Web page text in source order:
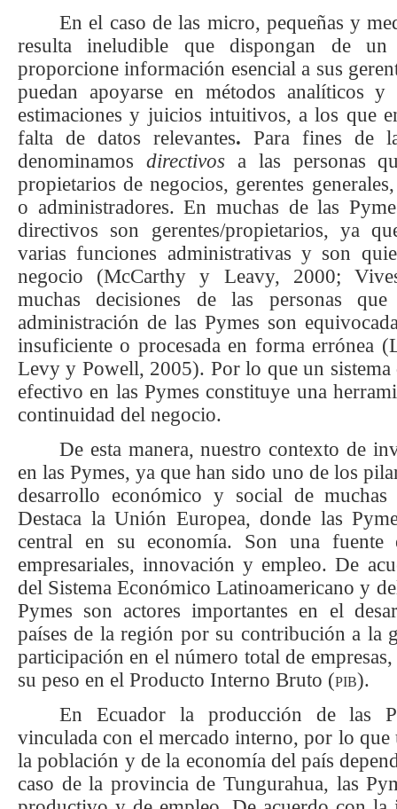
En el caso de las micro, pequeñas y
resulta ineludible que dispongan de un
proporcione información esencial a sus
puedan apoyarse en métodos analíticos
estimaciones y juicios intuitivos, a los que
falta de datos relevantes. Para fines de
denominamos directivosa las personas
propietarios de negocios, gerentes
o administradores. En muchas de las
directivos son gerentes/propietarios, ya
varias funciones administrativas y son
negocio (McCarthy y Leavy, 2000;
muchas decisiones de las personas
administración de las Pymes son
insuficiente o procesada en forma errónea
Levy y Powell, 2005). Por lo que un
efectivo en las Pymes constituye una
continuidad del negocio.
De esta manera, nuestro contexto de
en las Pymes, ya que han sido uno de los
desarrollo económico y social de
Destaca la Unión Europea, donde las
central en su economía. Son una fuente
empresariales, innovación y empleo. De
del Sistema Económico Latinoamericano y
Pymes son actores importantes en el
países de la región por su contribución a la
participación en el número total de
su peso en el Producto Interno Bruto (pib).
En Ecuador la producción de las
vinculada con el mercado interno, por lo
la población y de la economía del país
caso de la provincia de Tungurahua, las